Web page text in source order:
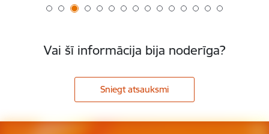
Vai šī informācija bija noderīga?
Sniegt atsauksmi